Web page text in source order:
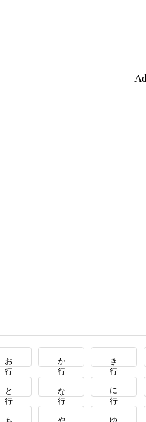
お行 か行 き行
と行 な行 に行
も行 や行 ゆ行